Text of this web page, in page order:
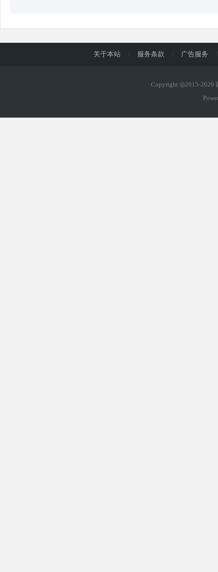
关于本站 / 服务条款 / 广告服务 /
Copyright ◎2015-2020